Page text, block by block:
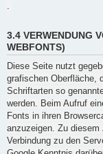
.
3.4 VERWENDUNG
WEBFONTS)
Diese Seite nutzt
grafischen Oberfläche,
Schriftarten so
werden. Beim Aufruf
Fonts in ihren
anzuzeigen. Zu
Verbindung zu den